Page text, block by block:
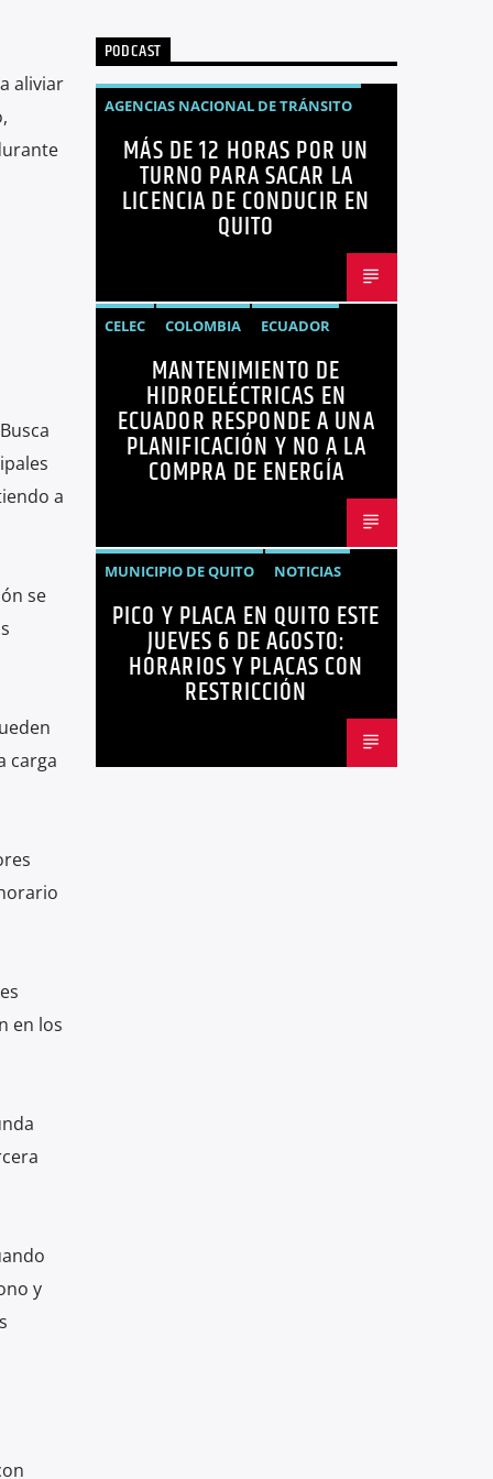
aliviar
a
se
carga
en los
y
PODCAST
AGENCIAS NACIONAL DE TRÁNSITO
ECUADOR
LICENCIAS NOTICIAS
MÁS DE 12 HORAS POR UN
TURNO PARA SACAR LA
LICENCIA DE CONDUCIR EN
QUITO
CELEC COLOMBIA
ECUADOR
ENERGÍA
HIDROELÉCTRICAS
NOTICIAS
MANTENIMIENTO DE
HIDROELÉCTRICAS EN
ECUADOR RESPONDE A UNA
PLANIFICACIÓN Y NO A LA
COMPRA DE ENERGÍA
MUNICIPIO DE QUITO
NOTICIAS
PICO Y PLACA
QUITO
PICO Y PLACA EN QUITO ESTE
JUEVES 6 DE AGOSTO:
HORARIOS Y PLACAS CON
RESTRICCIÓN